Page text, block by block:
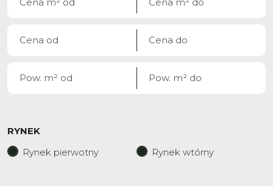
RYNEK
Rynek pierwotny
Rynek wtórny